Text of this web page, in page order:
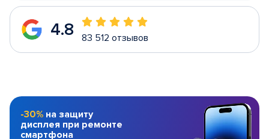
4.8 83 512 отзывов
-30% на защиту
дисплея при ремонте
смартфона